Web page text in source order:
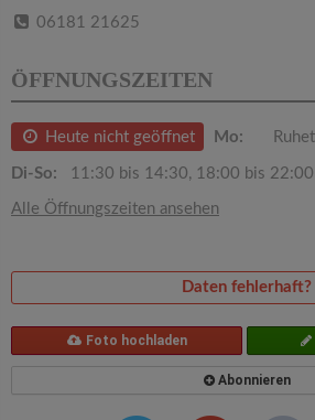
06181 21625
ÖFFNUNGSZEITEN
Heute nicht geöffnet Mo:
Di-So: 11:30 bis 14:30, 18:00 bis 22:00
Alle Öffnungszeiten ansehen
Daten fehlerhaft?
Foto hochladen
Abonnieren
a
t
n